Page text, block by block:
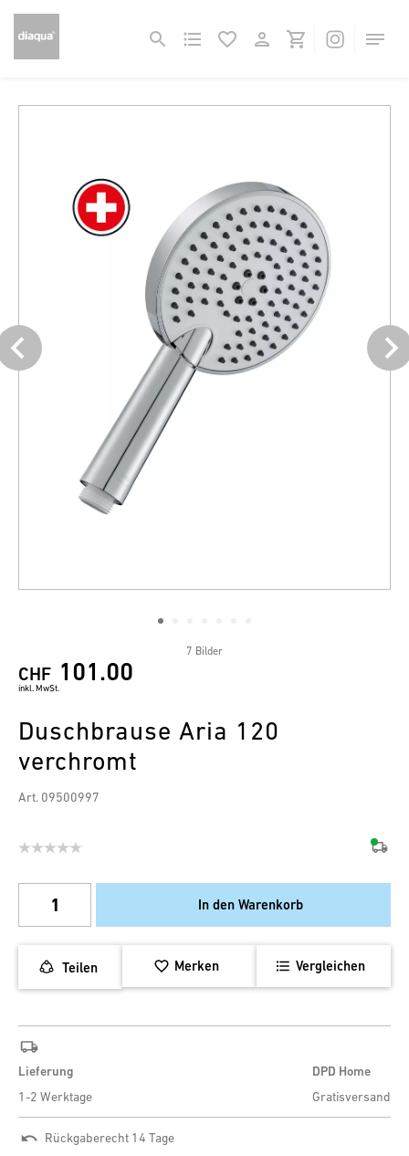
7 Bilder
CHF 101.00
inkl. MwSt.
Duschbrause Aria 120
verchromt
Art. 09500997
In den Warenkorb
Teilen Merken Vergleichen
Lieferung
1-2 Werktage
DPD Home
Gratisversand
Rückgaberecht 14 Tage